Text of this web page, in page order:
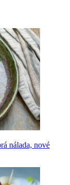
nálada, nové